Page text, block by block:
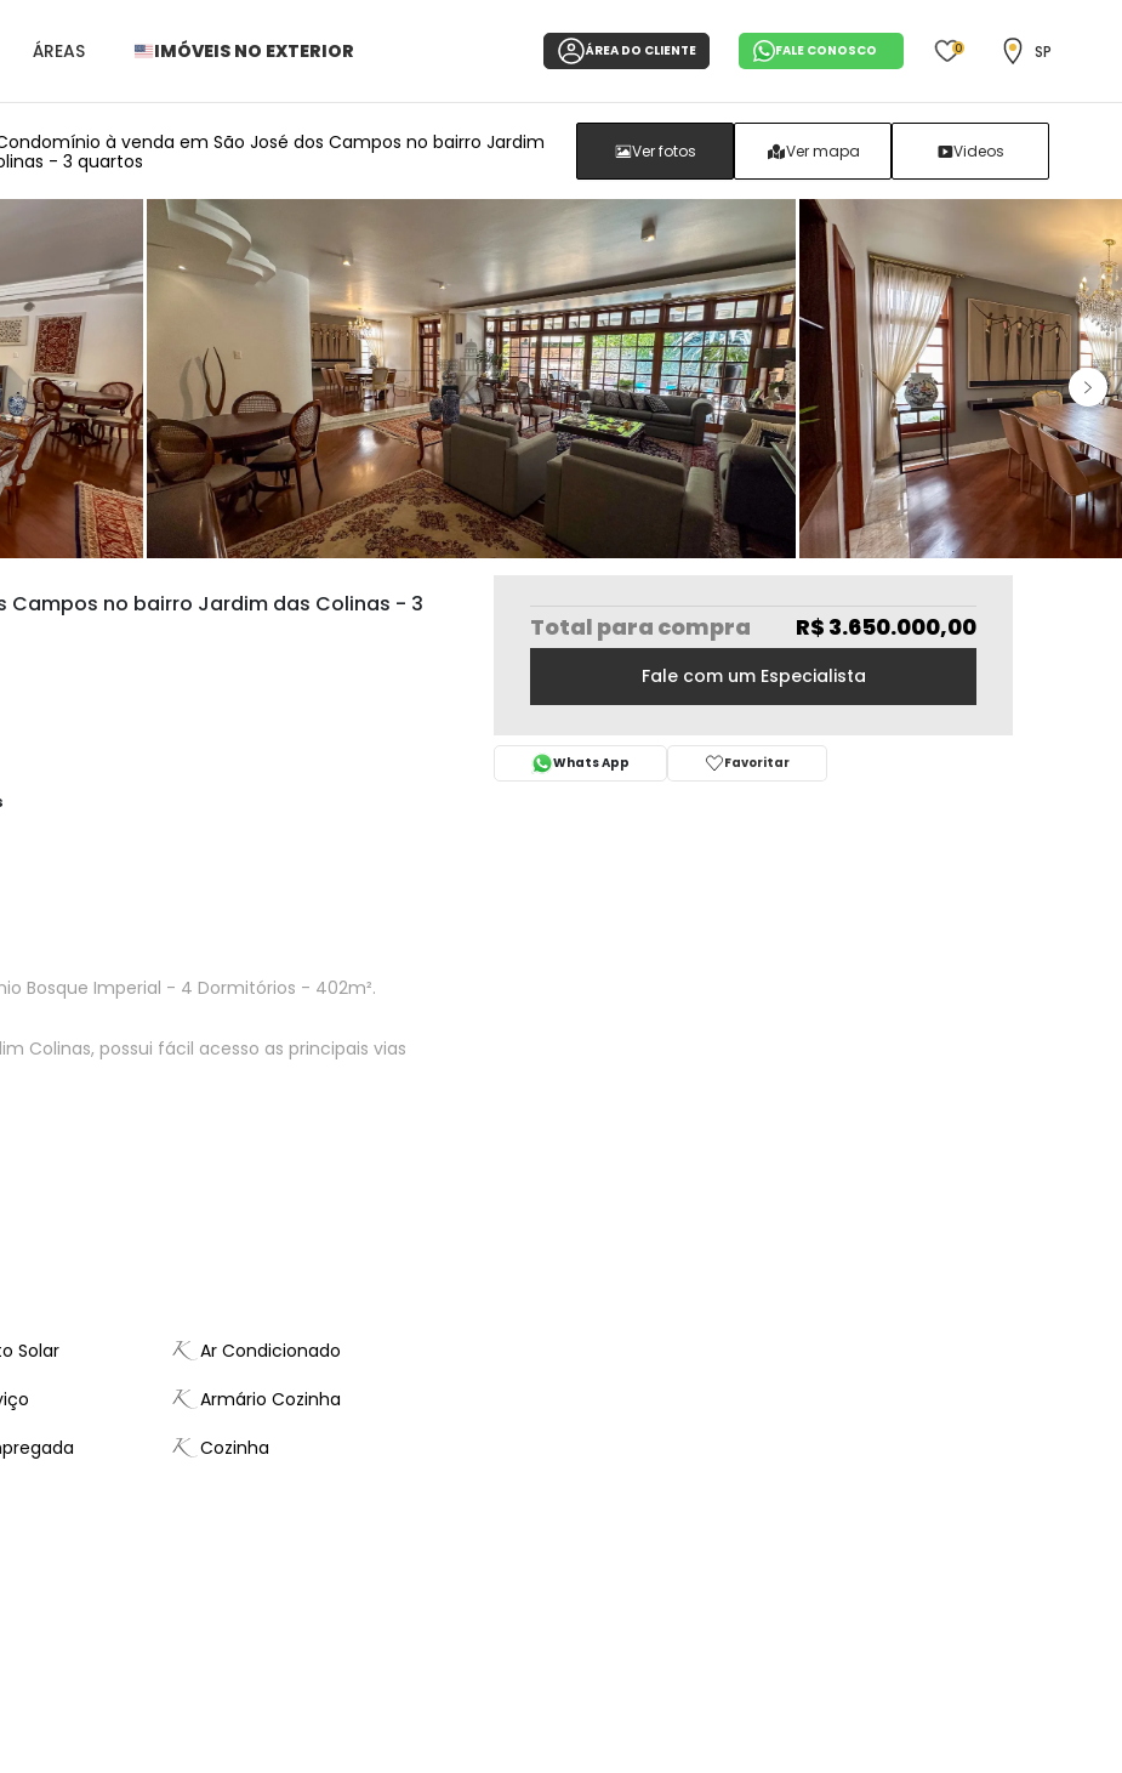
ÁREAS IMÓVEIS NO EXTERIOR ÁREA DO CLIENTE FALE CONOSCO 0 SP
à venda em São José dos Campos no bairro Jardim
- 3 quartos
Ver fotos Ver mapa Videos
Campos no bairro Jardim das Colinas - 3
Bosque Imperial - 4 Dormitórios - 402m².
Colinas, possui fácil acesso as principais vias
Solar
Ar Condicionado
Armário Cozinha
Cozinha
Total para compra R$ 3.650.000,00
Fale com um Especialista
Whats App Favoritar